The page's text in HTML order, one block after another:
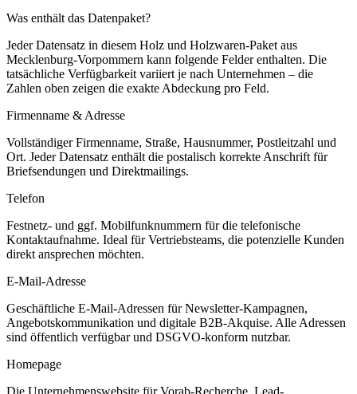
Was enthält das Datenpaket?
Jeder Datensatz in diesem Holz und Holzwaren-Paket aus
Mecklenburg-Vorpommern kann folgende Felder enthalten. Die
tatsächliche Verfügbarkeit variiert je nach Unternehmen – die
Zahlen oben zeigen die exakte Abdeckung pro Feld.
Firmenname & Adresse
Vollständiger Firmenname, Straße, Hausnummer, Postleitzahl und
Ort. Jeder Datensatz enthält die postalisch korrekte Anschrift für
Briefsendungen und Direktmailings.
Telefon
Festnetz- und ggf. Mobilfunknummern für die telefonische
Kontaktaufnahme. Ideal für Vertriebsteams, die potenzielle Kunden
direkt ansprechen möchten.
E-Mail-Adresse
Geschäftliche E-Mail-Adressen für Newsletter-Kampagnen,
Angebotskommunikation und digitale B2B-Akquise. Alle Adressen
sind öffentlich verfügbar und DSGVO-konform nutzbar.
Homepage
Die Unternehmenswebsite für Vorab-Recherche, Lead-